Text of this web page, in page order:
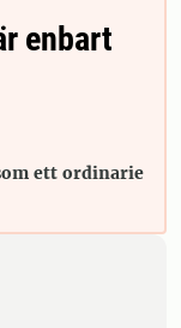
enbart
ett ordinarie